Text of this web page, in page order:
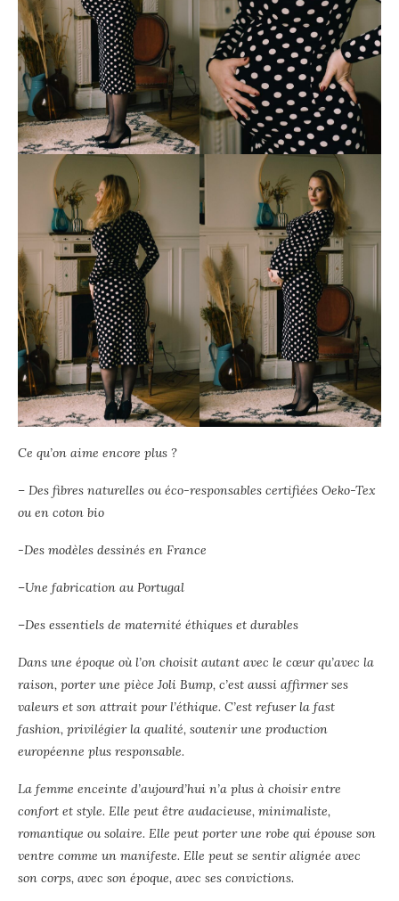
Ce qu’on aime encore plus ?
– Des fibres naturelles ou éco-responsables certifiées Oeko-Tex
ou en coton bio
-Des modèles dessinés en France
–Une fabrication au Portugal
–Des essentiels de maternité éthiques et durables
Dans une époque où l’on choisit autant avec le cœur qu’avec la
raison, porter une pièce Joli Bump, c’est aussi affirmer ses
valeurs et son attrait pour l’éthique. C’est refuser la fast
fashion, privilégier la qualité, soutenir une production
européenne plus responsable.
La femme enceinte d’aujourd’hui n’a plus à choisir entre
confort et style. Elle peut être audacieuse, minimaliste,
romantique ou solaire. Elle peut porter une robe qui épouse son
ventre comme un manifeste. Elle peut se sentir alignée avec
son corps, avec son époque, avec ses convictions.